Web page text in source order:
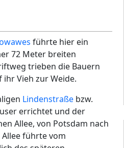
führte hier ein
72 Meter breiten
trieben die Bauern
Vieh zur Weide.
Lindenstraße bzw.
errichtet und der
Allee, von Potsdam nach
führte vom